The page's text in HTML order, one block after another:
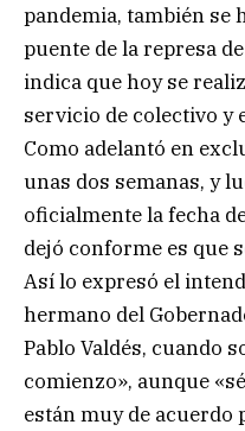
pandemia, también se
puente de la represa
indica que hoy se
servicio de colectivo y
Como adelantó en
unas dos semanas, y
oficialmente la fecha
dejó conforme es que
Así lo expresó el
hermano del
Pablo Valdés, cuando
comienzo», aunque
están muy de acuerdo